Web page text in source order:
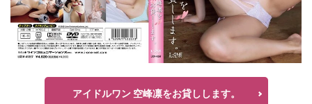
アイドルワン 空峰凛をお貸しします。